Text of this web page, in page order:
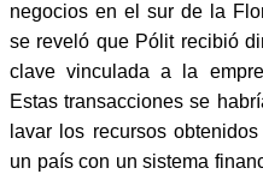
negocios en el sur de la
se reveló que Pólit recibió
clave vinculada a la
Estas transacciones se
lavar los recursos
un país con un sistema